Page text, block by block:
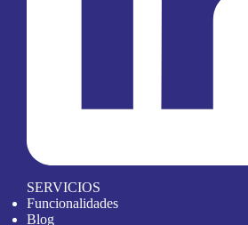
SERVICIOS
Funcionalidades
Blog